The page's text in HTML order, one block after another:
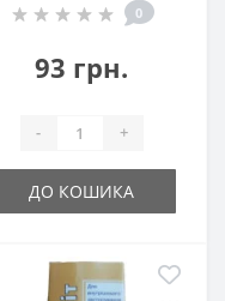
0
93 грн.
- +
ДО КОШИКА